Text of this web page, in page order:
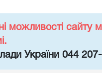
можливості
України 044